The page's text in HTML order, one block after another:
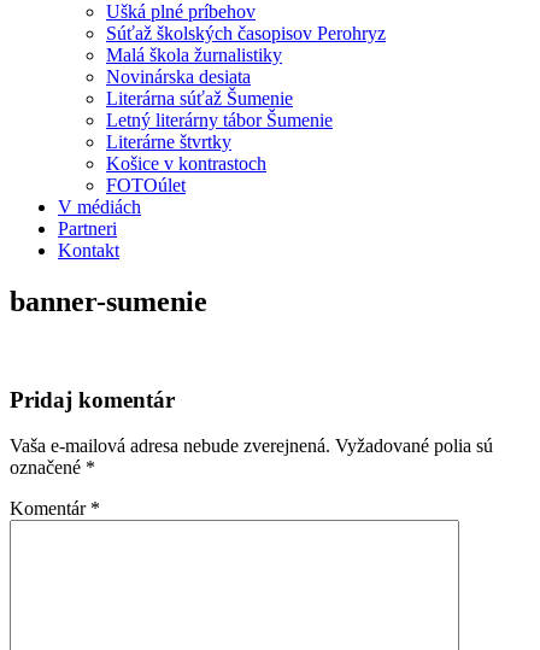
Ušká plné príbehov
Súťaž školských časopisov Perohryz
Malá škola žurnalistiky
Novinárska desiata
Literárna súťaž Šumenie
Letný literárny tábor Šumenie
Literárne štvrtky
Košice v kontrastoch
FOTOúlet
V médiách
Partneri
Kontakt
banner-sumenie
Pridaj komentár
Vaša e-mailová adresa nebude zverejnená. Vyžadované polia sú
označené *
Komentár *